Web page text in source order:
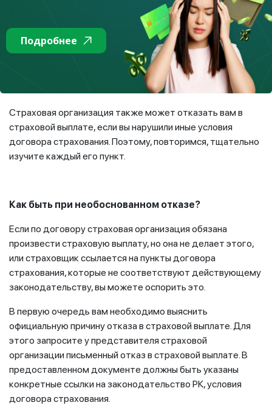
франшиза, то сверьтесь, превышает или не превышает
сумма страхового возмещения, на которую вы
рассчитываете, установленный размер франшизы. Если не
превышает или размеры страховой выплаты и франшизы
равны, тогда страховщик наверняка откажет вам в
Страховая организация также может отказать вам в
страховой выплате, если вы нарушили иные условия
договора страхования. Поэтому, повторимся, тщательно
изучите каждый его пункт.
Как быть при необоснованном отказе?
Если по договору страховая организация обязана
произвести страховую выплату, но она не делает этого,
или страховщик ссылается на пункты договора
страхования, которые не соответствуют действующему
законодательству, вы можете оспорить это.
В первую очередь вам необходимо выяснить
официальную причину отказа в страховой выплате. Для
этого запросите у представителя страховой
организации письменный отказ в страховой выплате. В
предоставленном документе должны быть указаны
конкретные ссылки на законодательство РК, условия
договора страхования.
Подробнее